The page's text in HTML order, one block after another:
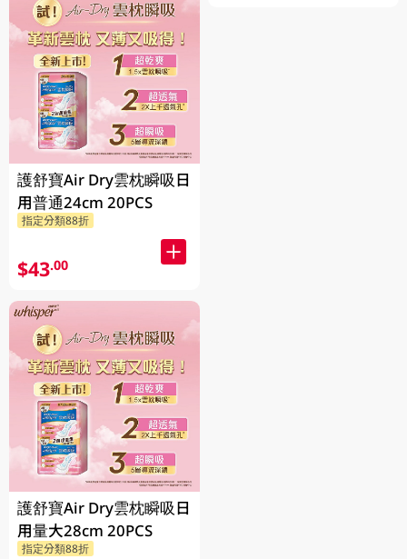
護舒寶Air Dry雲枕瞬吸日
用普通24cm 20PCS
指定分類88折
$43.00
護舒寶Air Dry雲枕瞬吸日
用量大28cm 20PCS
指定分類88折